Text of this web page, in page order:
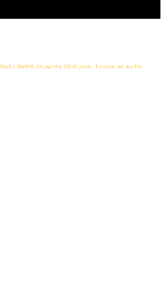
Rubi 04910 Drygres 20 dijam. kruna za suho